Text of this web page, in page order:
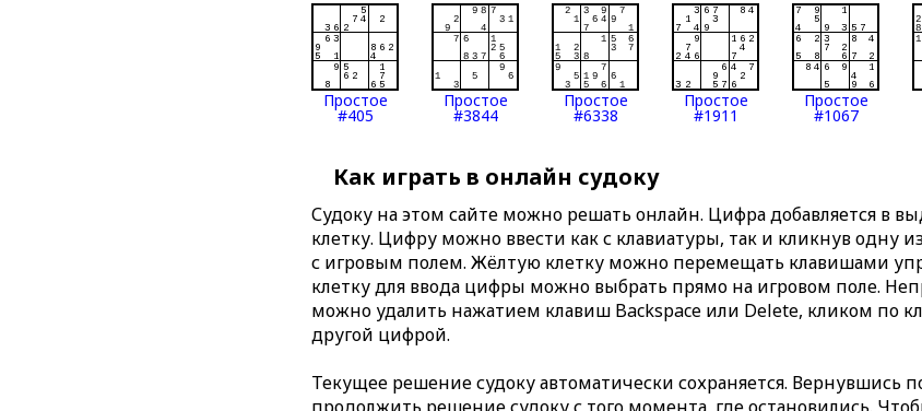
Простое
#405
Простое
#3844
Простое
#6338
Простое
#1911
Простое
#1067
Как играть в онлайн судоку
Судоку на этом сайте можно решать онлайн. Цифра добавляется в
клетку. Цифру можно ввести как с клавиатуры, так и кликнув одну
с игровым полем. Жёлтую клетку можно перемещать клавишами
клетку для ввода цифры можно выбрать прямо на игровом поле.
можно удалить нажатием клавиш Backspace или Delete, кликом по
другой цифрой.
Текущее решение судоку автоматически сохраняется. Вернувшись